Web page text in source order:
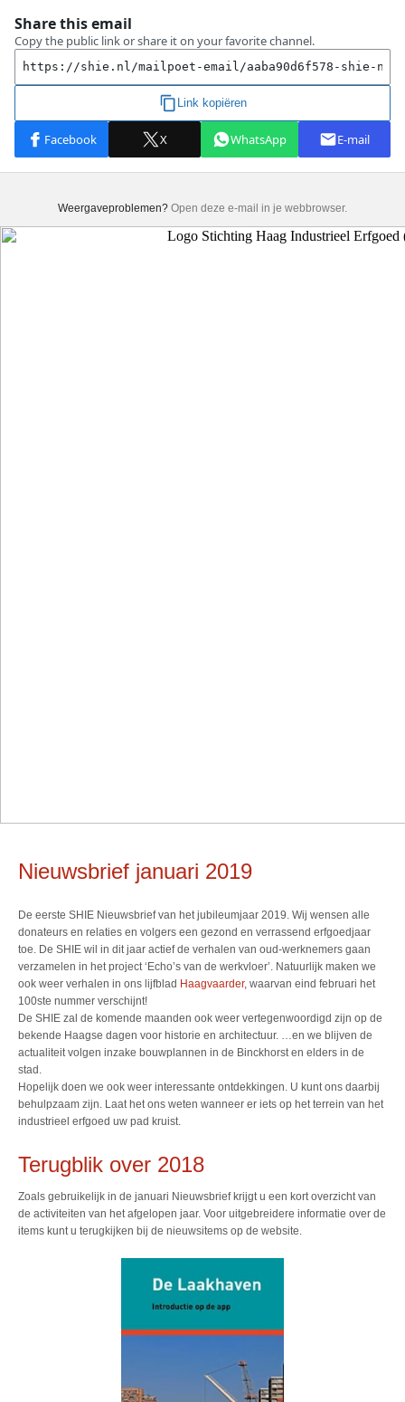
Weergaveproblemen? Open deze e-mail in je webbrowser.
Nieuwsbrief januari 2019
De eerste SHIE Nieuwsbrief van het jubileumjaar 2019. Wij wensen alle
donateurs en relaties en volgers een gezond en verrassend erfgoedjaar
toe. De SHIE wil in dit jaar actief de verhalen van oud-werknemers gaan
verzamelen in het project ‘Echo’s van de werkvloer’. Natuurlijk maken we
ook weer verhalen in ons lijfblad Haagvaarder, waarvan eind februari het
100ste nummer verschijnt!
De SHIE zal de komende maanden ook weer vertegenwoordigd zijn op de
bekende Haagse dagen voor historie en architectuur. …en we blijven de
actualiteit volgen inzake bouwplannen in de Binckhorst en elders in de
stad.
Hopelijk doen we ook weer interessante ontdekkingen. U kunt ons daarbij
behulpzaam zijn. Laat het ons weten wanneer er iets op het terrein van het
industrieel erfgoed uw pad kruist.
Terugblik over 2018
Zoals gebruikelijk in de januari Nieuwsbrief krijgt u een kort overzicht van
de activiteiten van het afgelopen jaar. Voor uitgebreidere informatie over de
items kunt u terugkijken bij de nieuwsitems op de website.